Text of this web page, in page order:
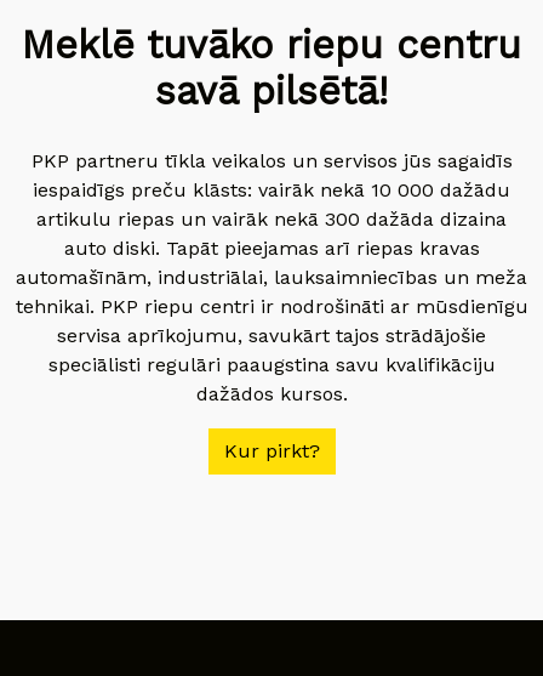
Meklē tuvāko riepu centru
savā pilsētā!
PKP partneru tīkla veikalos un servisos jūs sagaidīs
iespaidīgs preču klāsts: vairāk nekā 10 000 dažādu
artikulu riepas un vairāk nekā 300 dažāda dizaina
auto diski. Tapāt pieejamas arī riepas kravas
automašīnām, industriālai, lauksaimniecības un meža
tehnikai. PKP riepu centri ir nodrošināti ar mūsdienīgu
servisa aprīkojumu, savukārt tajos strādājošie
speciālisti regulāri paaugstina savu kvalifikāciju
dažādos kursos.
Kur pirkt?